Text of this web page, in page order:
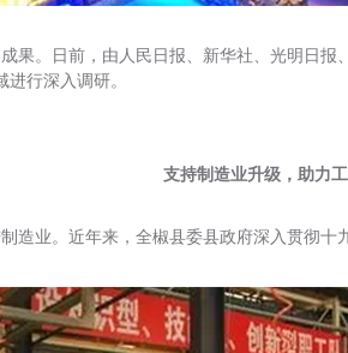
果。日前，由人民日报、新华社、光明日
行深入调研。
支持制造业升级，助力
造业。近年来，全椒县委县政府深入贯彻十